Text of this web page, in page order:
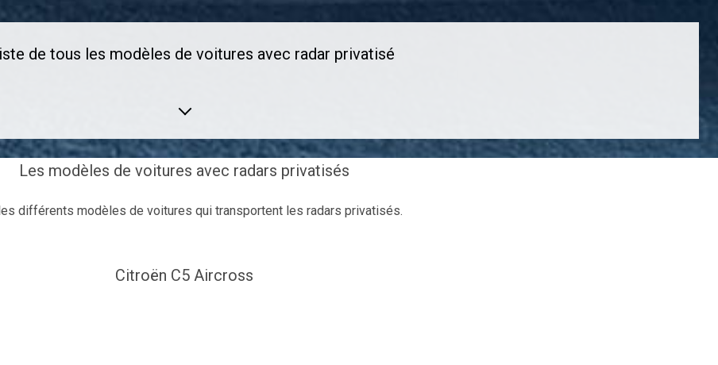
de tous les modèles de voitures avec radar privatisé
Les modèles de voitures avec radars privatisés
différents modèles de voitures qui transportent les radars privatisés.
Citroën C5 Aircross